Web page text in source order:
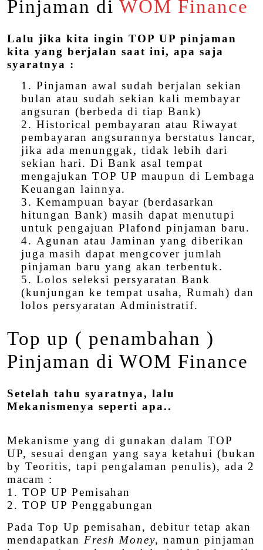
Pinjaman di WOM Finance
Lalu jika kita ingin TOP UP pinjaman
kita yang berjalan saat ini, apa saja
syaratnya :
Pinjaman awal sudah berjalan sekian
bulan atau sudah sekian kali membayar
angsuran (berbeda di tiap Bank)
Historical pembayaran atau Riwayat
pembayaran angsurannya berstatus lancar,
jika ada menunggak, tidak lebih dari
sekian hari. Di Bank asal tempat
mengajukan TOP UP maupun di Lembaga
Keuangan lainnya.
Kemampuan bayar (berdasarkan
hitungan Bank) masih dapat menutupi
untuk pengajuan Plafond pinjaman baru.
Agunan atau Jaminan yang diberikan
juga masih dapat mengcover jumlah
pinjaman baru yang akan terbentuk.
Lolos seleksi persyaratan Bank
(kunjungan ke tempat usaha, Rumah) dan
lolos persyaratan Administratif.
Top up ( penambahan )
Pinjaman di WOM Finance
Setelah tahu syaratnya, lalu
Mekanismenya seperti apa..
Mekanisme yang di gunakan dalam TOP
UP, sesuai dengan yang saya ketahui (bukan
by Teoritis, tapi pengalaman penulis), ada 2
macam :
1. TOP UP Pemisahan
2. TOP UP Penggabungan
Pada Top Up pemisahan, debitur tetap akan
mendapatkan Fresh Money, namun pinjaman